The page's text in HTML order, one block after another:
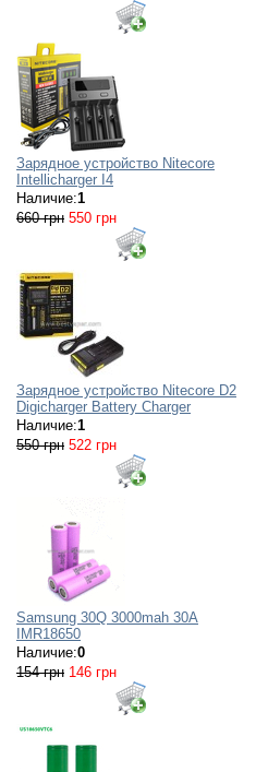
Зарядное устройство Nitecore
Intellicharger I4
Наличие:1
660 грн 550 грн
Зарядное устройство Nitecore D2
Digicharger Battery Charger
Наличие:1
550 грн 522 грн
Samsung 30Q 3000mah 30A
IMR18650
Наличие:0
154 грн 146 грн